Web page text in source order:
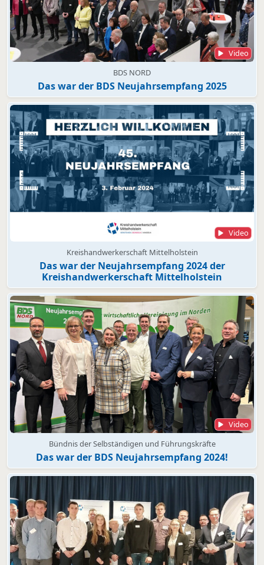
Video
BDS NORD
Das war der BDS Neujahrsempfang 2025
Video
Kreishandwerkerschaft Mittelholstein
Das war der Neujahrsempfang 2024 der
Kreishandwerkerschaft Mittelholstein
Video
Bündnis der Selbständigen und Führungskräfte
Das war der BDS Neujahrsempfang 2024!